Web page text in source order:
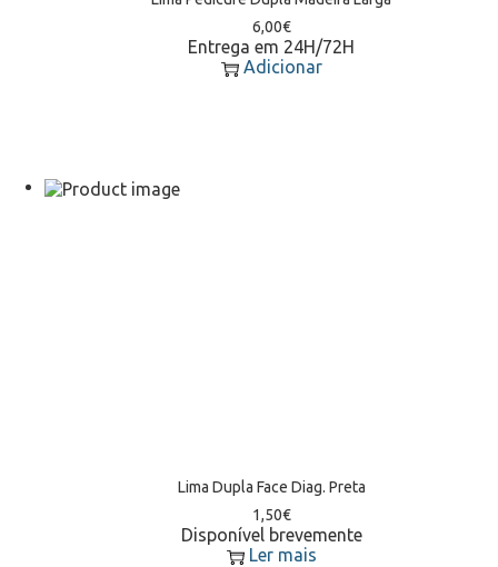
6,00€
Entrega em 24H/72H
Adicionar
Lima Dupla Face Diag. Preta
1,50€
Disponível brevemente
Ler mais